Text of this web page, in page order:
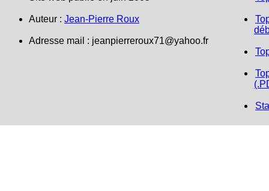
Auteur : Jean-Pierre Roux
Adresse mail : jeanpierreroux71@yahoo.fr